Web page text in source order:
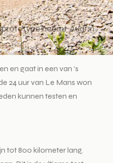
neemt Audi in
en gaat in een van ‘s
24 uur van Le Mans won
kunnen testen en
tot 800 kilometer lang.